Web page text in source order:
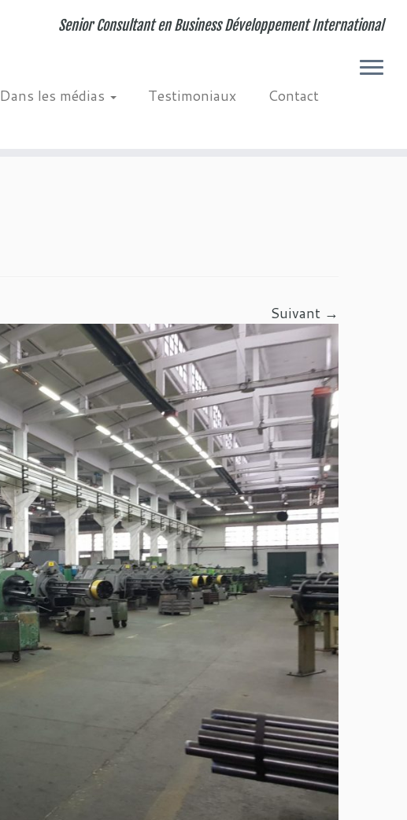
Senior Consultant en Business Développement International
Dans les médias Testimoniaux
Contact
Suivant →